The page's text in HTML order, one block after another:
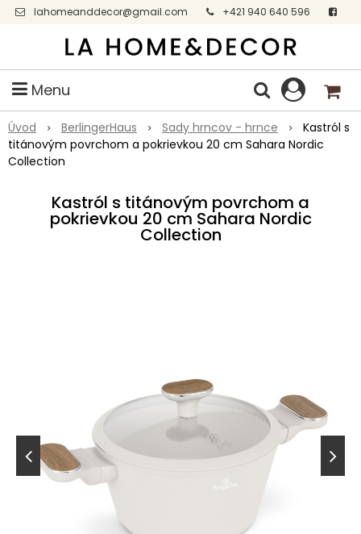
lahomeanddecor@gmail.com
+421 940 640 596
Facebook
Menu
Úvod BerlingerHaus Sady hrncov - hrnce
Kastról s
titánovým povrchom a pokrievkou 20 cm Sahara Nordic
Collection
Kastról s titánovým povrchom a
pokrievkou 20 cm Sahara Nordic
Collection